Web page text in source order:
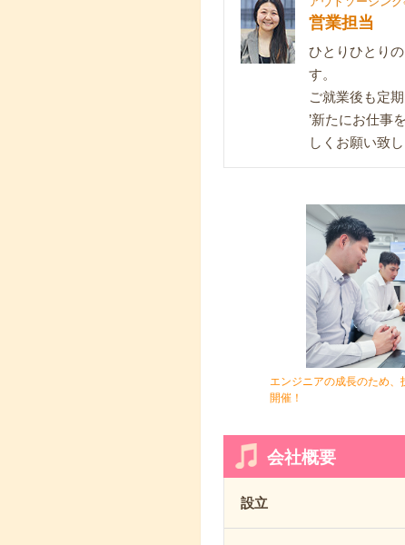
営業担当
ひとりひとり
す。
ご就業後も定
’新たにお仕事
しくお願い致し
エンジニアの成長のため、
開催！
会社概要
設立